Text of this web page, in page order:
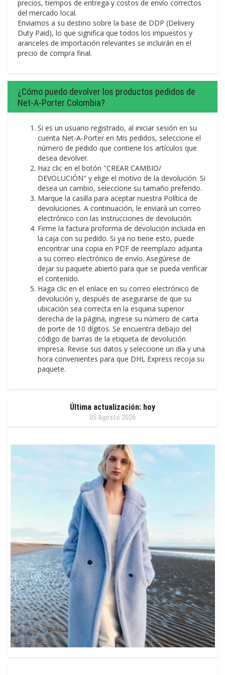
precios, tiempos de entrega y costos de envío correctos
del mercado local.
Enviamos a su destino sobre la base de DDP (Delivery
Duty Paid), lo que significa que todos los impuestos y
aranceles de importación relevantes se incluirán en el
precio de compra final.
¿Cómo puedo devolver los productos pedidos de
Net-A-Porter Colombia?
Si es un usuario registrado, al iniciar sesión en su
cuenta Net-A-Porter en Mis pedidos, seleccione el
número de pedido que contiene los artículos que
desea devolver.
Haz clic en el botón "CREAR CAMBIO/
DEVOLUCIÓN" y elige el motivo de la devolución. Si
desea un cambio, seleccione su tamaño preferido.
Marque la casilla para aceptar nuestra Política de
devoluciones. A continuación, le enviará un correo
electrónico con las instrucciones de devolución.
Firme la factura proforma de devolución incluida en
la caja con su pedido. Si ya no tiene esto, puede
encontrar una copia en PDF de reemplazo adjunta
a su correo electrónico de envío. Asegúrese de
dejar su paquete abierto para que se pueda verificar
el contenido.
Haga clic en el enlace en su correo electrónico de
devolución y, después de asegurarse de que su
ubicación sea correcta en la esquina superior
derecha de la página, ingrese su número de carta
de porte de 10 dígitos. Se encuentra debajo del
código de barras de la etiqueta de devolución
impresa. Revise sus datos y seleccione un día y una
hora convenientes para que DHL Express recoja su
paquete.
Última actualización: hoy
05 Agosto 2026